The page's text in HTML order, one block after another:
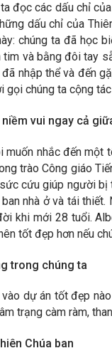
đọc các dấu chỉ
dấu chỉ của
chúng ta đã học
và bằng đôi tay
nhập thể và đến
gọi chúng ta cộng
vui ngay cả
muốn nhắc đến
trào Công giáo
cứu giúp người
nhà ở và tái
khi mới 28 tuổi.
tốt đẹp hơn nếu
trong chúng ta
dự án tốt đẹp
trạng càm ràm,
Chúa ban